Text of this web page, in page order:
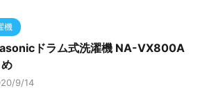
機
ドラム式洗濯機 NA-VX800A
9/14